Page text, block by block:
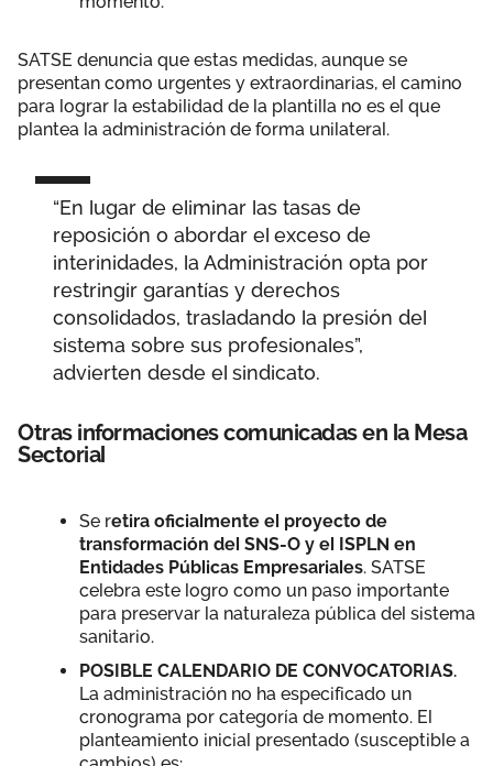
SATSE denuncia que estas medidas, aunque se
presentan como urgentes y extraordinarias, el camino
para lograr la estabilidad de la plantilla no es el que
plantea la administración de forma unilateral.
“En lugar de eliminar las tasas de
reposición o abordar el exceso de
interinidades, la Administración opta por
restringir garantías y derechos
consolidados, trasladando la presión del
sistema sobre sus profesionales”,
advierten desde el sindicato.
Otras informaciones comunicadas en la Mesa
Sectorial
Se retira oficialmente el proyecto de
transformación del SNS-O y el ISPLN en
Entidades Públicas Empresariales. SATSE
celebra este logro como un paso importante
para preservar la naturaleza pública del sistema
sanitario.
POSIBLE CALENDARIO DE CONVOCATORIAS.
La administración no ha especificado un
cronograma por categoría de momento. El
planteamiento inicial presentado (susceptible a